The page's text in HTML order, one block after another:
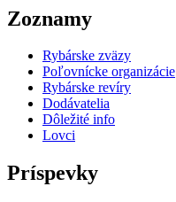
Zoznamy
Rybárske zväzy
Poľovnícke organizácie
Rybárske revíry
Dodávatelia
Dôležité info
Lovci
Príspevky